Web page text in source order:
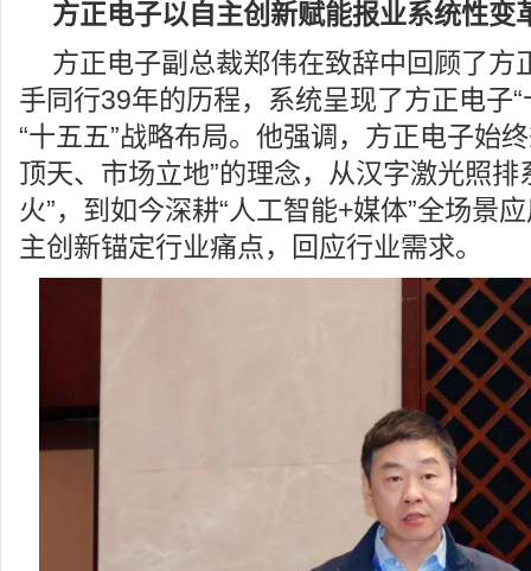
方正电子以自主创新赋能报业系统性变
方正电子副总裁郑伟在致辞中回顾了方
手同行39年的历程，系统呈现了方正电子
“十五五”战略布局。他强调，方正电子始
顶天、市场立地”的理念，从汉字激光照排
火”，到如今深耕“人工智能+媒体”全场景
主创新锚定行业痛点，回应行业需求。